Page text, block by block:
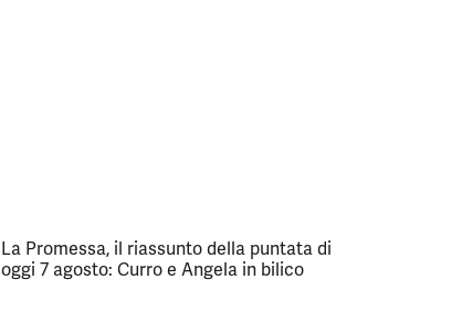
La Promessa, il riassunto della puntata di
oggi 7 agosto: Curro e Angela in bilico